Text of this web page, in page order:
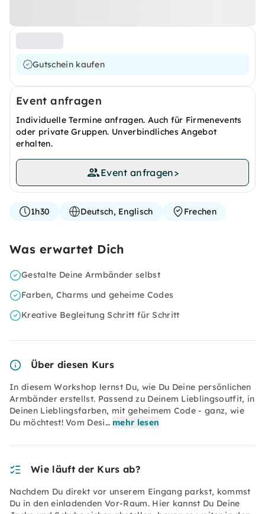
Gutschein kaufen
Event anfragen
Individuelle Termine anfragen. Auch für Firmenevents
oder private Gruppen. Unverbindliches Angebot
erhalten.
Event anfragen>
1h30 Deutsch, Englisch Frechen
Was erwartet Dich
Gestalte Deine Armbänder selbst
Farben, Charms und geheime Codes
Kreative Begleitung Schritt für Schritt
Über diesen Kurs
In diesem Workshop lernst Du, wie Du Deine persönlichen
Armbänder erstellst. Passend zu Deinem Lieblingsoutfit, in
Deinen Lieblingsfarben, mit geheimem Code - ganz, wie
Du möchtest! Vom Desi… mehr lesen
Wie läuft der Kurs ab?
Nachdem Du direkt vor unserem Eingang parkst, kommst
Du in den einladenden Vor-Raum. Hier kannst Du Deine